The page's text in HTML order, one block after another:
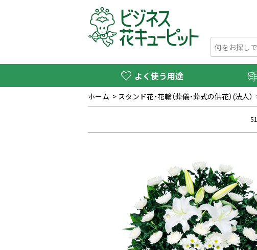
よく使う用途
ホーム > スタンド花・花輪（葬儀・葬式の供花）(法人）